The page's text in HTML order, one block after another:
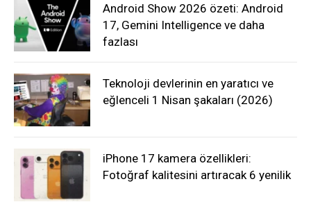
Android Show 2026 özeti: Android
17, Gemini Intelligence ve daha
fazlası
Teknoloji devlerinin en yaratıcı ve
eğlenceli 1 Nisan şakaları (2026)
iPhone 17 kamera özellikleri:
Fotoğraf kalitesini artıracak 6 yenilik